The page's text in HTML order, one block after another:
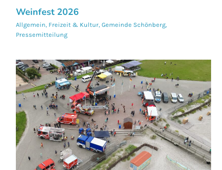
Weinfest 2026
Allgemein, Freizeit & Kultur,Gemeinde Schönberg,
Pressemitteilung